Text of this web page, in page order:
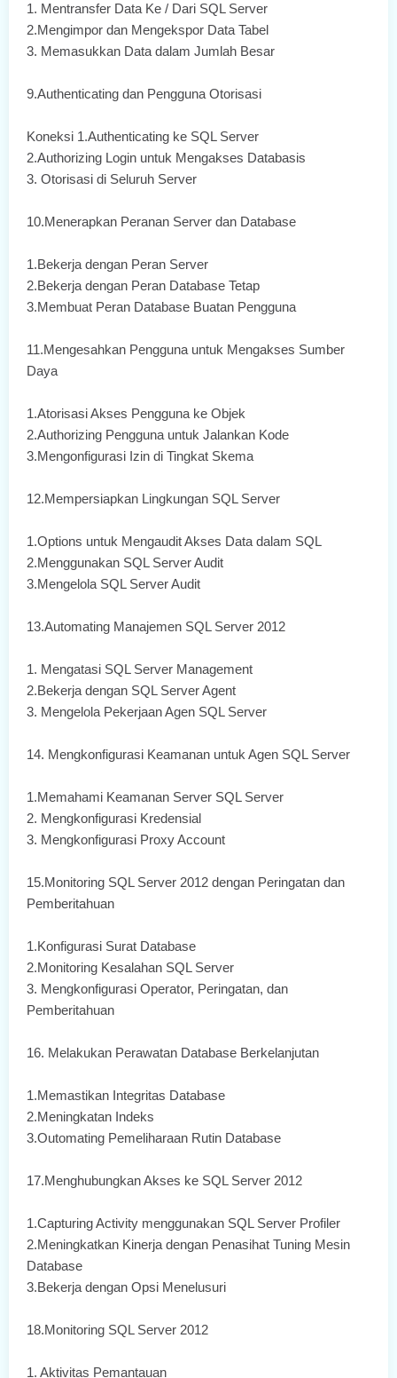
1. Mentransfer Data Ke / Dari SQL Server
2.Mengimpor dan Mengekspor Data Tabel
3. Memasukkan Data dalam Jumlah Besar
9.Authenticating dan Pengguna Otorisasi
Koneksi 1.Authenticating ke SQL Server
2.Authorizing Login untuk Mengakses Databasis
3. Otorisasi di Seluruh Server
10.Menerapkan Peranan Server dan Database
1.Bekerja dengan Peran Server
2.Bekerja dengan Peran Database Tetap
3.Membuat Peran Database Buatan Pengguna
11.Mengesahkan Pengguna untuk Mengakses Sumber
Daya
1.Atorisasi Akses Pengguna ke Objek
2.Authorizing Pengguna untuk Jalankan Kode
3.Mengonfigurasi Izin di Tingkat Skema
12.Mempersiapkan Lingkungan SQL Server
1.Options untuk Mengaudit Akses Data dalam SQL
2.Menggunakan SQL Server Audit
3.Mengelola SQL Server Audit
13.Automating Manajemen SQL Server 2012
1. Mengatasi SQL Server Management
2.Bekerja dengan SQL Server Agent
3. Mengelola Pekerjaan Agen SQL Server
14. Mengkonfigurasi Keamanan untuk Agen SQL Server
1.Memahami Keamanan Server SQL Server
2. Mengkonfigurasi Kredensial
3. Mengkonfigurasi Proxy Account
15.Monitoring SQL Server 2012 dengan Peringatan dan
Pemberitahuan
1.Konfigurasi Surat Database
2.Monitoring Kesalahan SQL Server
3. Mengkonfigurasi Operator, Peringatan, dan
Pemberitahuan
16. Melakukan Perawatan Database Berkelanjutan
1.Memastikan Integritas Database
2.Meningkatan Indeks
3.Outomating Pemeliharaan Rutin Database
17.Menghubungkan Akses ke SQL Server 2012
1.Capturing Activity menggunakan SQL Server Profiler
2.Meningkatkan Kinerja dengan Penasihat Tuning Mesin
Database
3.Bekerja dengan Opsi Menelusuri
18.Monitoring SQL Server 2012
1. Aktivitas Pemantauan